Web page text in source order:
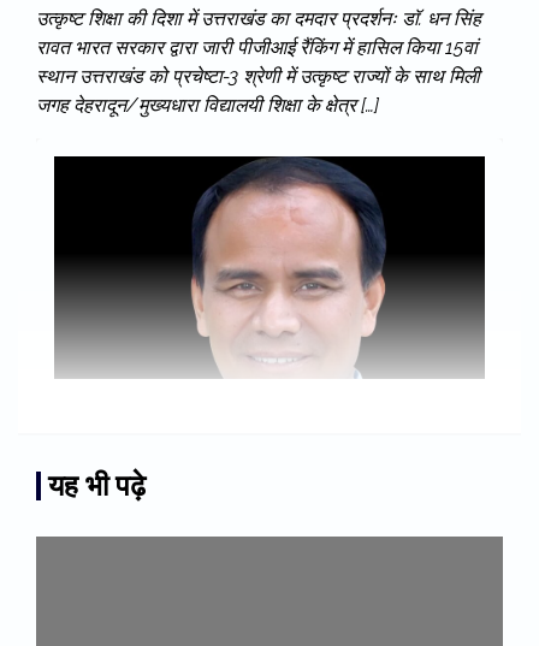
उत्कृष्ट शिक्षा की दिशा में उत्तराखंड का दमदार प्रदर्शनः डाॅ. धन सिंह
रावत भारत सरकार द्वारा जारी पीजीआई रैंकिंग में हासिल किया 15वां
स्थान उत्तराखंड को प्रचेष्टा-3 श्रेणी में उत्कृष्ट राज्यों के साथ मिली
जगह देहरादून/मुख्यधारा विद्यालयी शिक्षा के क्षेत्र […]
यह भी पढ़े